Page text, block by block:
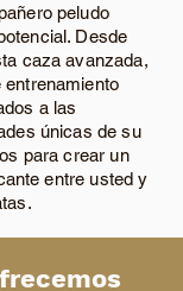
peludo
Desde
caza avanzada,
a las
únicas de su
para crear un
entre usted y